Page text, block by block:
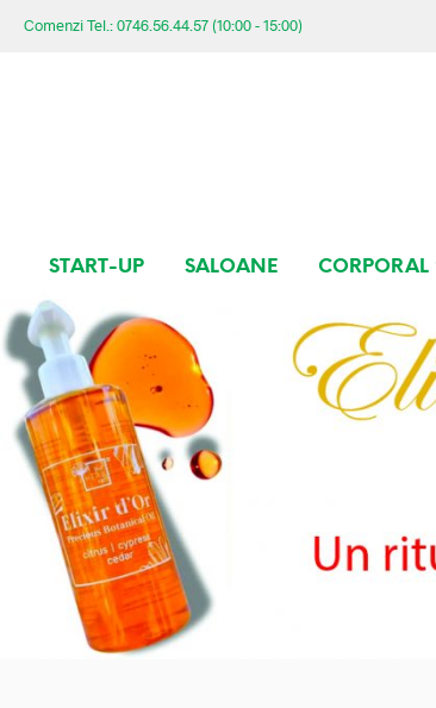
Comenzi Tel.: 0746.56.44.57 (10:00 - 15:00)
START-UP SALOANE CORPORAL